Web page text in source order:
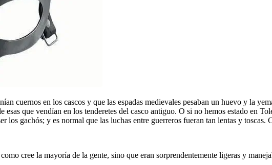
cuernos en los cascos y que las espadas medievales pesaban un huevo y la
esas que vendían en los tenderetes del casco antiguo. O si no hemos estado en
los gachós; y es normal que las luchas entre guerreros fueran tan lentas y toscas.
cree la mayoría de la gente, sino que eran sorprendentemente ligeras y